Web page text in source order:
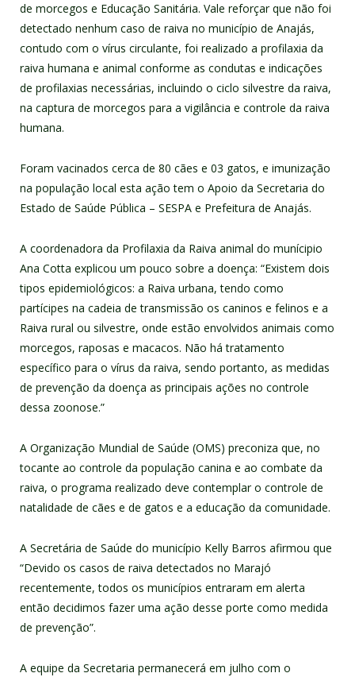
de morcegos e Educação Sanitária. Vale reforçar que não foi
detectado nenhum caso de raiva no município de Anajás,
contudo com o vírus circulante, foi realizado a profilaxia da
raiva humana e animal conforme as condutas e indicações
de profilaxias necessárias, incluindo o ciclo silvestre da raiva,
na captura de morcegos para a vigilância e controle da raiva
humana.
Foram vacinados cerca de 80 cães e 03 gatos, e imunização
na população local esta ação tem o Apoio da Secretaria do
Estado de Saúde Pública – SESPA e Prefeitura de Anajás.
A coordenadora da Profilaxia da Raiva animal do munícipio
Ana Cotta explicou um pouco sobre a doença: “Existem dois
tipos epidemiológicos: a Raiva urbana, tendo como
partícipes na cadeia de transmissão os caninos e felinos e a
Raiva rural ou silvestre, onde estão envolvidos animais como
morcegos, raposas e macacos. Não há tratamento
específico para o vírus da raiva, sendo portanto, as medidas
de prevenção da doença as principais ações no controle
dessa zoonose.”
A Organização Mundial de Saúde (OMS) preconiza que, no
tocante ao controle da população canina e ao combate da
raiva, o programa realizado deve contemplar o controle de
natalidade de cães e de gatos e a educação da comunidade.
A Secretária de Saúde do município Kelly Barros afirmou que
“Devido os casos de raiva detectados no Marajó
recentemente, todos os municípios entraram em alerta
então decidimos fazer uma ação desse porte como medida
de prevenção”.
A equipe da Secretaria permanecerá em julho com o